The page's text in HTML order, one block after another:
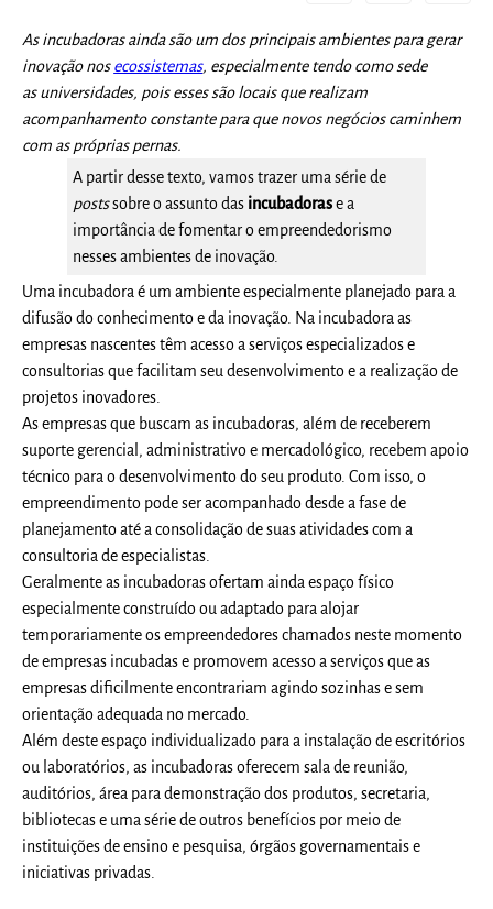
As incubadoras ainda são um dos principais ambientes para gerar
inovação nosecossistemas, especialmente tendo como sede
as universidades, pois esses são locais que realizam
acompanhamento constante para que novos negócios caminhem
com as próprias pernas.
A partir desse texto, vamos trazer uma série de
postssobre o assunto das incubadorase a
importância de fomentar o empreendedorismo
nesses ambientes de inovação.
Uma incubadora é um ambiente especialmente planejado para a
difusão do conhecimento e da inovação. Na incubadora as
empresas nascentes têm acesso a serviços especializados e
consultorias que facilitam seu desenvolvimento e a realização de
projetos inovadores.
As empresas que buscam as incubadoras, além de receberem
suporte gerencial, administrativo e mercadológico, recebem apoio
técnico para o desenvolvimento do seu produto. Com isso, o
empreendimento pode ser acompanhado desde a fase de
planejamento até a consolidação de suas atividades com a
consultoria de especialistas.
Geralmente as incubadoras ofertam ainda espaço físico
especialmente construído ou adaptado para alojar
temporariamente os empreendedores chamados neste momento
de empresas incubadas e promovem acesso a serviços que as
empresas dificilmente encontrariam agindo sozinhas e sem
orientação adequada no mercado.
Além deste espaço individualizado para a instalação de escritórios
ou laboratórios, as incubadoras oferecem sala de reunião,
auditórios, área para demonstração dos produtos, secretaria,
bibliotecas e uma série de outros benefícios por meio de
instituições de ensino e pesquisa, órgãos governamentais e
iniciativas privadas.